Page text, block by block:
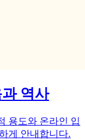
역사
용도와 온라인 입
게 안내합니다.